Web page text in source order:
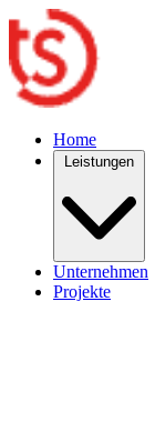
Home
Leistungen
Unternehmen
Projekte